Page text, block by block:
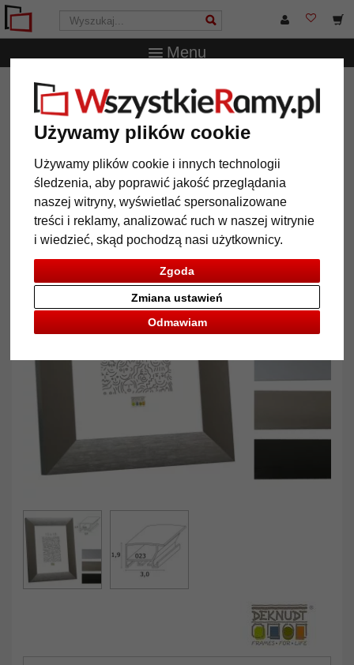
Używamy plików cookie
Używamy plików cookie i innych technologii
śledzenia, aby poprawić jakość przeglądania
naszej witryny, wyświetlać spersonalizowane
treści i reklamy, analizować ruch w naszej witrynie
i wiedzieć, skąd pochodzą nasi użytkownicy.
Zgoda
Odmawiam
Zmiana ustawień
Menu
WszystkieRamy.pl Deknudt
Aluminiowa rama
do obrazu Louis
Aluminiowa rama do obrazu
Louis